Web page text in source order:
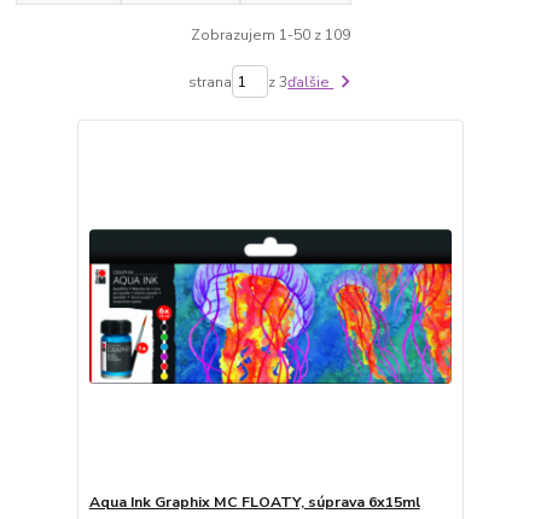
Zobrazujem 1-50 z 109
strana z 3ďalšie
Aqua Ink Graphix MC FLOATY, súprava 6x15ml